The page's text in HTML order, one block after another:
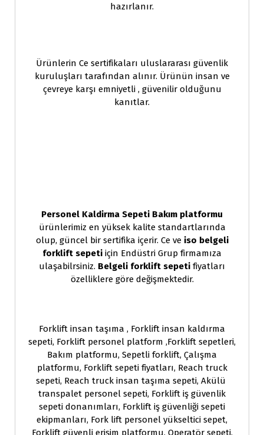
hazırlanır.
Ürünlerin Ce sertifikaları uluslararası güvenlik
kuruluşları tarafından alınır. Ürünün insan ve
çevreye karşı emniyetli , güvenilir olduğunu
kanıtlar.
Personel Kaldirma Sepeti Bakım platformu
ürünlerimiz en yüksek kalite standartlarında
olup, güncel bir sertifika içerir. Ce veiso belgeli
forklift sepeti için Endüstri Grup firmamıza
ulaşabilrsiniz. Belgeli forklift sepeti fiyatları
özelliklere göre değişmektedir.
Forklift insan taşıma , Forklift insan kaldırma
sepeti, Forklift personel platform ,Forklift sepetleri,
Bakım platformu, Sepetli forklift, Çalışma
platformu, Forklift sepeti fiyatları, Reach truck
sepeti, Reach truck insan taşıma sepeti, Akülü
transpalet personel sepeti, Forklift iş güvenlik
sepeti donanımları, Forklift iş güvenliği sepeti
ekipmanları, Fork lift personel yükseltici sepet,
Forklift güvenli erişim platformu, Operatör sepeti,